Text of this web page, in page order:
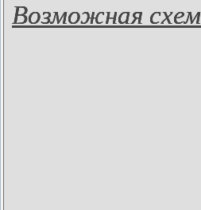
Возможная